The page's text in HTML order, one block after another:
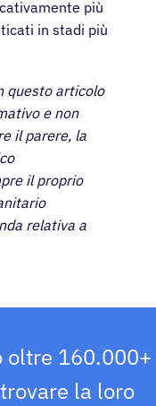
più
in stadi più
questo articolo
e non
il parere, la
il proprio
relativa a
oltre 160.000+
la loro